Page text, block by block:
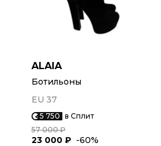
ALAIA
Ботильоны
EU 37
5 750 в Сплит
57 000 ₽
23 000 ₽ -60%